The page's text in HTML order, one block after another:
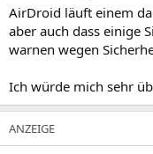
AirDroid läuft einem
aber auch dass einige
warnen wegen
Ich würde mich sehr